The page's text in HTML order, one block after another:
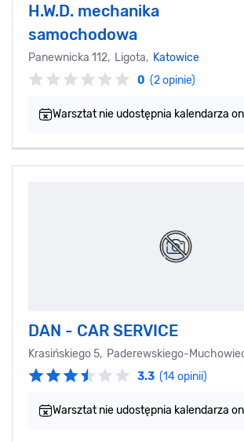
H.W.D. mechanika
samochodowa
Panewnicka 112, Ligota, Katowice
0 (2 opinie)
Warsztat nie udostępnia kalendarza
DAN - CAR SERVICE
Krasińskiego 5, Paderewskiego-
3.3 (14 opinii)
Warsztat nie udostępnia kalendarza